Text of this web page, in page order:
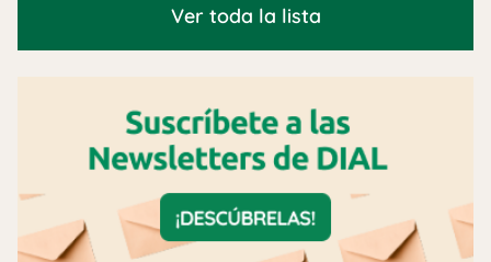
Ver toda la lista